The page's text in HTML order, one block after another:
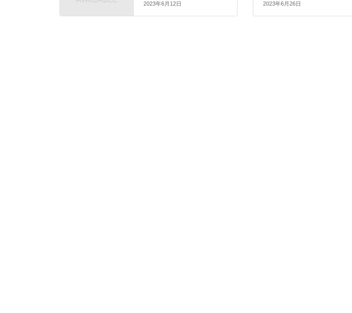
2023年6月12日 2023年6月26日